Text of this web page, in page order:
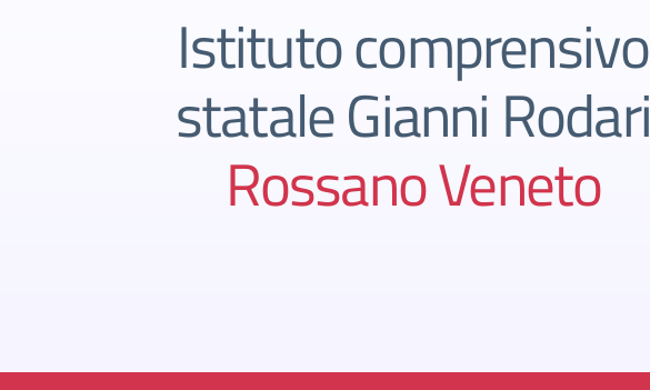
Istituto comprensivo
statale Gianni Rodari
Rossano Veneto